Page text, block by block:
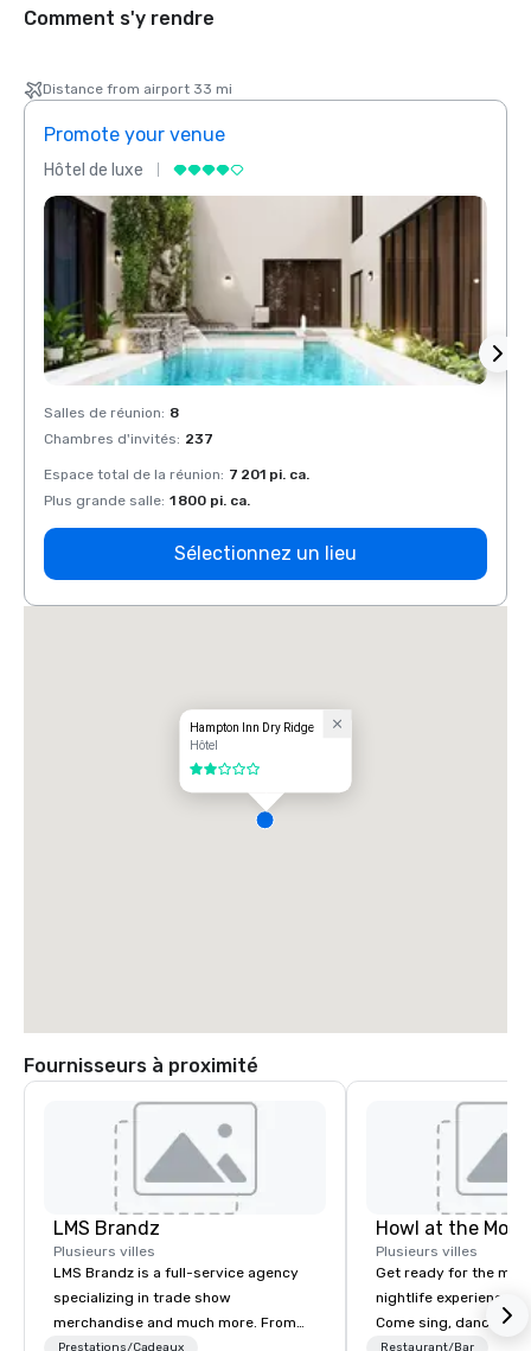
Comment s'y rendre
Distance from airport 33 mi
Promote your venue
Hôtel de luxe
Salles de réunion: 8
Chambres d'invités: 237
Espace total de la réunion: 7 201 pi. ca.
Plus grande salle: 1 800 pi. ca.
Sélectionnez un lieu
Hampton Inn Dry Ridge
Hôtel
2 sur 5
Fournisseurs à proximité
LMS Brandz
Plusieurs villes
LMS Brandz is a full-service agency
specializing in trade show
merchandise and much more. From
booth giveaways and branded apparel
Prestations/Cadeaux
Howl at the Moon
Plusieurs villes
Get ready for the
nightlife experience
Come sing, dance
most versatile and
Restaurant/Bar